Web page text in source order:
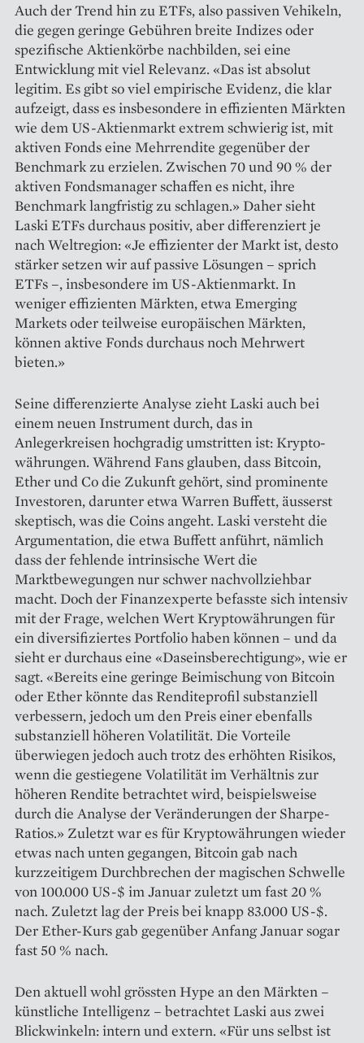
Auch der Trend hin zu ETFs, also passiven Vehikeln,
die gegen geringe Gebühren breite Indizes oder
spezifische Aktienkörbe nachbilden, sei eine
Entwicklung mit viel Relevanz. «Das ist absolut
legitim. Es gibt so viel empirische Evidenz, die klar
aufzeigt, dass es insbesondere in effizienten Märkten
wie dem US-Aktienmarkt extrem schwierig ist, mit
aktiven Fonds eine Mehrrendite gegenüber der
Benchmark zu erzielen. Zwischen 70 und 90 % der
aktiven Fonds­manager schaffen es nicht, ihre
Benchmark langfristig zu schlagen.» Daher sieht
Laski ETFs durchaus po­sitiv, aber differenziert je
nach Welt­region: «Je effizienter der Markt ist, desto
stärker setzen wir auf passive Lösungen – sprich
ETFs –, insbesondere im US-Aktienmarkt. In
weniger effizienten Märkten, etwa Emerging
Markets oder teilweise europäischen Märkten,
können aktive Fonds durchaus noch Mehrwert
bieten.»
Seine differenzierte Analyse zieht Laski auch bei
einem neuen Instrument durch, das in
Anlegerkreisen hochgradig umstritten ist: Krypto­
währungen. Während Fans glauben, dass Bitcoin,
Ether und Co die Zukunft gehört, sind prominente
Investoren, darunter etwa Warren Buffett, äusserst
skeptisch, was die Coins angeht. Laski versteht die
Argumentation, die etwa Buffett anführt, nämlich
dass der fehlende intrinsische Wert die
Marktbewegungen nur schwer nachvollziehbar
macht. Doch der Finanzexperte befasste sich intensiv
mit der Frage, welchen Wert Krypto­währungen für
ein diversifiziertes Portfolio haben können – und da
sieht er durchaus eine «Daseinsberechtigung», wie er
sagt. «Bereits eine geringe Beimischung von Bitcoin
oder Ether könnte das Renditeprofil substanziell
verbessern, jedoch um den Preis einer ebenfalls
substanziell höheren Volatilität. Die Vorteile
überwiegen jedoch auch trotz des erhöhten Risikos,
wenn die gestiegene Volatilität im Verhältnis zur
höheren Rendite betrachtet wird, beispielsweise
durch die Analyse der Veränderungen der Sharpe-
Ratios.» Zuletzt war es für Kryptowährungen wieder
etwas nach unten gegangen, Bitcoin gab nach
kurzzeitigem Durchbrechen der magischen Schwelle
von 100.000 US-$ im Januar zuletzt um fast 20 %
nach. Zuletzt lag der Preis bei knapp 83.000 US-$.
Der Ether-Kurs gab gegenüber Anfang Januar sogar
fast 50 % nach.
Den aktuell wohl grössten Hype an den Märkten –
künstliche Intelligenz – betrachtet Laski aus zwei
Blickwinkeln: intern und extern. «Für uns selbst ist